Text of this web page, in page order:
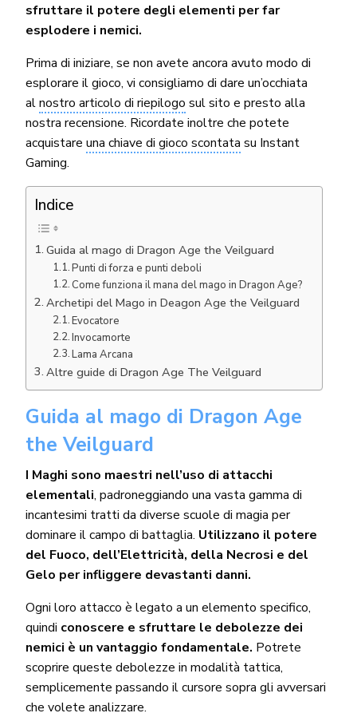
sfruttare il potere degli elementi per far
esplodere i nemici.
Prima di iniziare, se non avete ancora avuto modo di
esplorare il gioco, vi consigliamo di dare un’occhiata
alnostro articolo di riepilogo sul sito e presto alla
nostra recensione. Ricordate inoltre che potete
acquistare una chiave di gioco scontata su Instant
Gaming.
Indice
Guida al mago di Dragon Age the Veilguard
Punti di forza e punti deboli
Come funziona il mana del mago in Dragon Age?
Archetipi del Mago in Deagon Age the Veilguard
Evocatore
Invocamorte
Lama Arcana
Altre guide di Dragon Age The Veilguard
Guida al mago di Dragon Age
the Veilguard
I Maghi sono maestri nell’uso di attacchi
elementali, padroneggiando una vasta gamma di
incantesimi tratti da diverse scuole di magia per
dominare il campo di battaglia. Utilizzano il potere
del Fuoco, dell’Elettricità, della Necrosi e del
Gelo per infliggere devastanti danni.
Ogni loro attacco è legato a un elemento specifico,
quindi conoscere e sfruttare le debolezze dei
nemici è un vantaggio fondamentale. Potrete
scoprire queste debolezze in modalità tattica,
semplicemente passando il cursore sopra gli avversari
che volete analizzare.